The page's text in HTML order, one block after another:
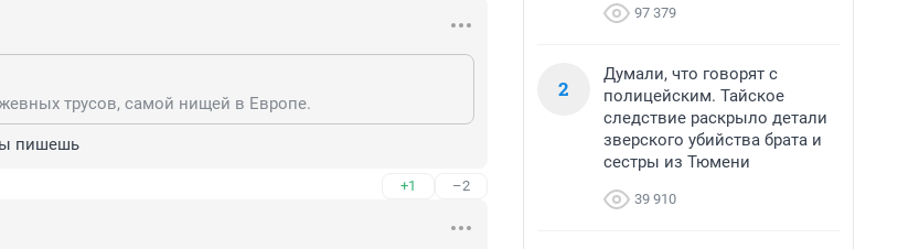
трусов, самой нищей в Европе.
пишешь
+1 –2
97 379
2
Думали, что говорят с
полицейским. Тайское
следствие раскрыло детали
зверского убийства брата и
сестры из Тюмени
39 910